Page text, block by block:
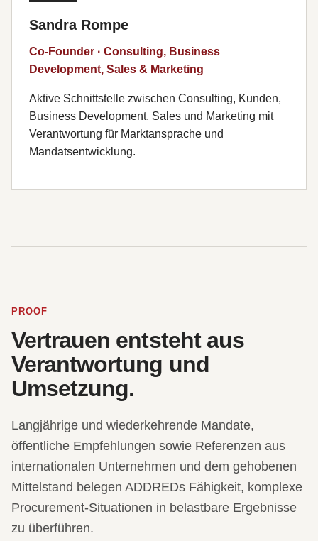
Sandra Rompe
Co-Founder · Consulting, Business
Development, Sales & Marketing
Aktive Schnittstelle zwischen Consulting, Kunden,
Business Development, Sales und Marketing mit
Verantwortung für Marktansprache und
Mandatsentwicklung.
PROOF
Vertrauen entsteht aus
Verantwortung und
Umsetzung.
Langjährige und wiederkehrende Mandate,
öffentliche Empfehlungen sowie Referenzen aus
internationalen Unternehmen und dem gehobenen
Mittelstand belegen ADDREDs Fähigkeit, komplexe
Procurement-Situationen in belastbare Ergebnisse
zu überführen.